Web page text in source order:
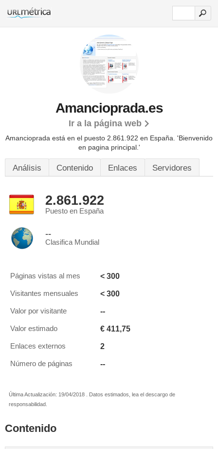
Amancioprada.es
Ir a la página web
Amancioprada está en el puesto 2.861.922 en España. 'Bienvenido
en pagina principal.'
Análisis Contenido Enlaces Servidores
2.861.922
Puesto en España
--
Clasifica Mundial
Páginas vistas al mes < 300
Visitantes mensuales < 300
Valor por visitante --
Valor estimado € 411,75
Enlaces externos 2
Número de páginas --
Última Actualización: 19/04/2018 . Datos estimados, lea el descargo de
responsabilidad.
Contenido